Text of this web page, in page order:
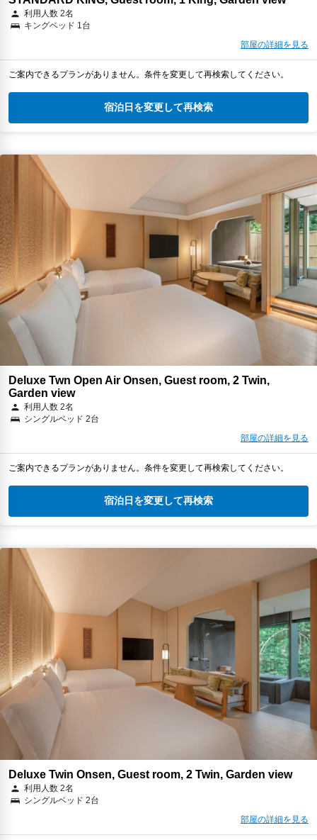
利用人数 2名
キングベッド 1台
部屋の詳細を見る
ご案内できるプランがありません。条件を変更して再検索してください。
宿泊日を変更して再検索
Deluxe Twn Open Air Onsen, Guest room, 2 Twin,
Garden view
利用人数 2名
シングルベッド 2台
部屋の詳細を見る
ご案内できるプランがありません。条件を変更して再検索してください。
宿泊日を変更して再検索
Deluxe Twin Onsen, Guest room, 2 Twin, Garden view
利用人数 2名
シングルベッド 2台
部屋の詳細を見る